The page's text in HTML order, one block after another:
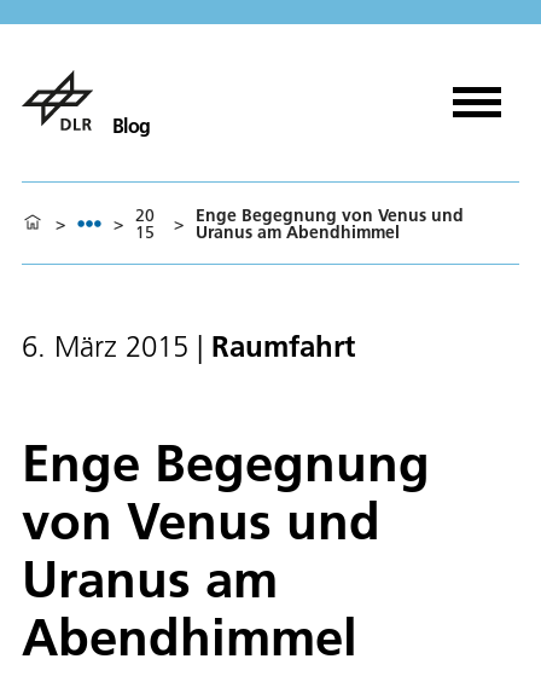
Blog
> > 20
15 > Enge Begegnung von Venus und
Uranus am Abendhimmel
6. März 2015 | Raumfahrt
Enge Begegnung
von Venus und
Uranus am
Abendhimmel